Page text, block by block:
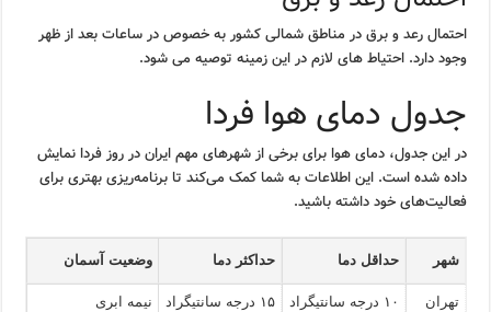
احتمال رعد و برق در مناطق شمالی کشور به خصوص در ساعات بعد از ظهر
وجود دارد. احتیاط های لازم در این زمینه توصیه می شود.
جدول دمای هوا فردا
در این جدول، دمای هوا برای برخی از شهرهای مهم ایران در روز فردا نمایش
داده شده است. این اطلاعات به شما کمک می‌کند تا برنامه‌ریزی بهتری برای
فعالیت‌های خود داشته باشید.
شهر حداقل دما حداکثر دما وضعیت آسمان
تهران ۱۰ درجه سانتیگراد ۱۵ درجه سانتیگراد نیمه ابری